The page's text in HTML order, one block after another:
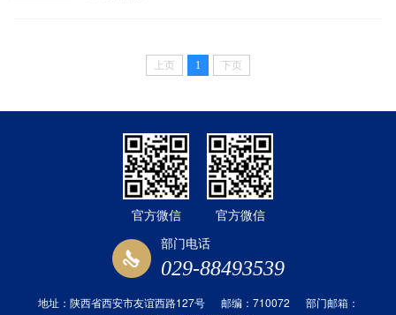
上页 1 下页
官方微信
官方微信
部门电话
029-88493539
地址：陕西省西安市友谊西路127号 邮编：710072 部门邮箱：